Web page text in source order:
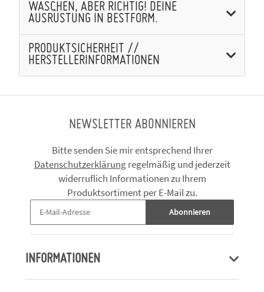
WASCHEN, ABER RICHTIG! DEINE
AUSRÜSTUNG IN BESTFORM.
PRODUKTSICHERHEIT //
HERSTELLERINFORMATIONEN
NEWSLETTER ABONNIEREN
Bitte senden Sie mir entsprechend Ihrer
Datenschutzerklärungregelmäßig und jederzeit
widerruflich Informationen zu Ihrem
Produktsortiment per E-Mail zu.
Abonnieren
INFORMATIONEN